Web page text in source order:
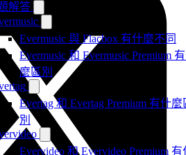
解答
Evermusic 與 Flacbox 有什麼不同
Evermusic 和 Evermusic Premium
麼區別
Evertag 和 Evertag Premium 有什麼
別
Evervideo 和 Evervideo Premium 有